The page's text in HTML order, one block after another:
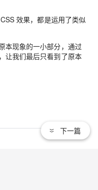
效果，都是运用了类似
本现象的一小部分，通过
让我们最后只看到了原本
些有意思的边框动画。关
文章 --
下一篇